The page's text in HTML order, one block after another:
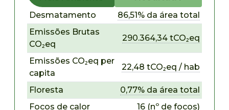
Desmatamento
86,51% da área total
Emissões Brutas
CO₂eq
290.364,34 tCO₂eq
Emissões CO₂eq per
capita
22,48 tCO₂eq / hab
Floresta
0,77% da área total
Focos de calor
16 (nº de focos)